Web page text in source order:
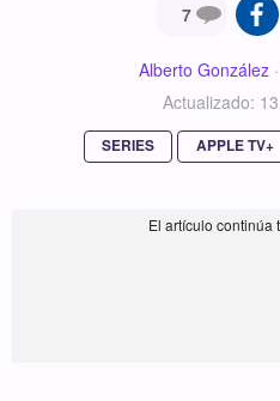
7
Alberto González·
Actualizado:
SERIES APPLE TV+